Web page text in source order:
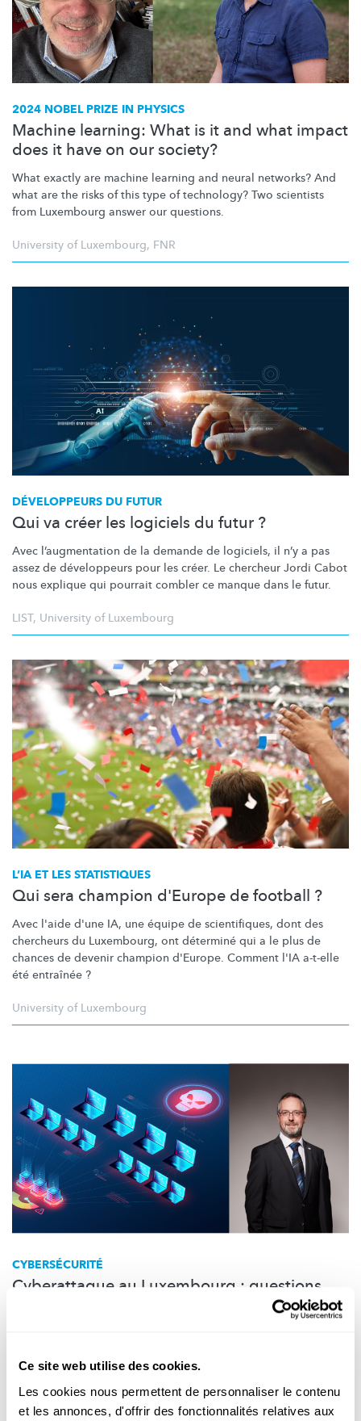
Ce site web utilise des cookies.
Les cookies nous permettent de personnaliser le contenu
et les annonces, d'offrir des fonctionnalités relatives aux
2024 NOBEL PRIZE IN PHYSICS
Machine learning: What is it and what impact
does it have on our society?
What exactly are machine learning and neural networks? And
what are the risks of this type of technology? Two scientists
from Luxembourg answer our questions.
University of Luxembourg, FNR
DÉVELOPPEURS DU FUTUR
Qui va créer les logiciels du futur ?
Avec l’augmentation de la demande de logiciels, il n’y a pas
assez de développeurs pour les créer. Le chercheur Jordi Cabot
nous explique qui pourrait combler ce manque dans le futur.
LIST, University of Luxembourg
L’IA ET LES STATISTIQUES
Qui sera champion d'Europe de football ?
Avec l'aide d'une IA, une équipe de scientifiques, dont des
chercheurs du Luxembourg, ont déterminé qui a le plus de
chances de devenir champion d'Europe. Comment l'IA a-t-elle
été entraînée ?
University of Luxembourg
CYBERSÉCURITÉ
Cyberattaque au Luxembourg : questions
SnT University of Luxembourg